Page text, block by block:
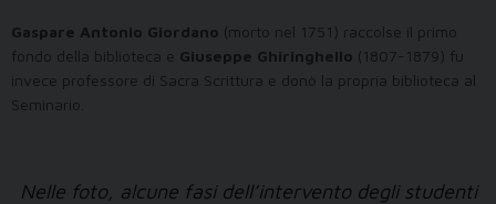
Gaspare Antonio Giordano (morto nel 1751) raccolse il primo
fondo della biblioteca e Giuseppe Ghiringhello (1807-1879) fu
invece professore di Sacra Scrittura e donò la propria biblioteca al
Seminario.
Nelle foto, alcune fasi dell’intervento degli studenti